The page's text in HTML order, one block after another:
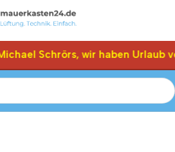
Schrörs, wir haben Urlaub
Stellmotor Belimo